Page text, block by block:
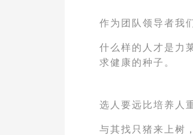
作为团队领导者我
什么样的人才是力
求健康的种子。
选人要远比培养人
与其找只猪来上树